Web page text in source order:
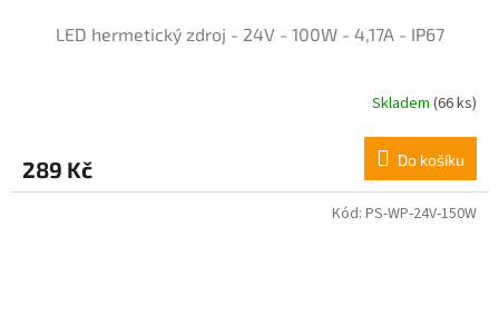
LED hermetický zdroj - 24V - 100W - 4,17A - IP67
Skladem (66 ks)
289 Kč Do košíku
Kód: PS-WP-24V-150W